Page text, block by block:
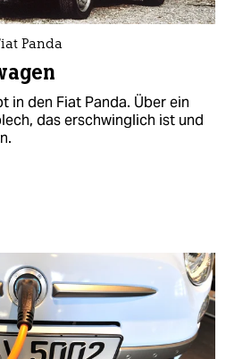
Panda
in den Fiat Panda. Über ein
das erschwinglich ist und